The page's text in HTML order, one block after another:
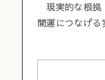
現実的な根拠
開運につなげる